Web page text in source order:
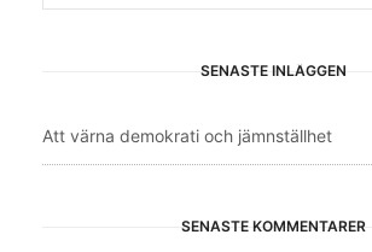
SENASTE INLÄGGEN
Att värna demokrati och jämnställhet
SENASTE KOMMENTARER